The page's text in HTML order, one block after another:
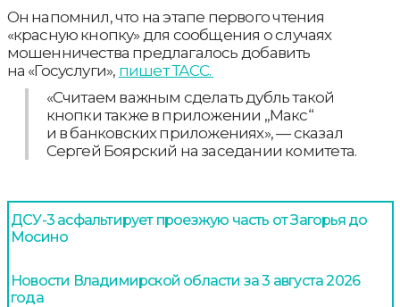
Он напомнил, что на этапе первого чтения
«красную кнопку» для сообщения о случаях
мошенничества предлагалось добавить
на «Госуслуги», пишет ТАСС.
«Считаем важным сделать дубль такой
кнопки также в приложении „Макс“
и в банковских приложениях», — сказал
Сергей Боярский на заседании комитета.
ДСУ-3 асфальтирует проезжую часть от Загорья до
Мосино
Новости Владимирской области за 3 августа 2026
года